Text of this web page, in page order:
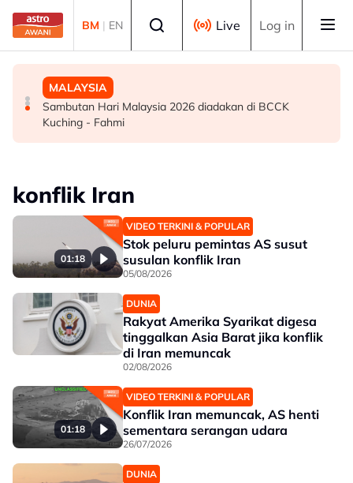
Skip to main content
BM | EN Live Log in
POLITIK
PRN: PH Melaka terbuka kerjasama politik, optimis
tambah kerusi DUN – Adly
DUNIA
Kebakaran hutan: Semua laluan masuk ke Gunung
Bromo ditutup
MALAYSIA
Sambutan Hari Malaysia 2026 diadakan di BCCK
Kuching - Fahmi
konflik Iran
01:18
VIDEO TERKINI & POPULAR
Stok peluru pemintas AS susut
susulan konflik Iran
05/08/2026
DUNIA
Rakyat Amerika Syarikat digesa
tinggalkan Asia Barat jika konflik
di Iran memuncak
02/08/2026
01:18
VIDEO TERKINI & POPULAR
Konflik Iran memuncak, AS henti
sementara serangan udara
26/07/2026
DUNIA